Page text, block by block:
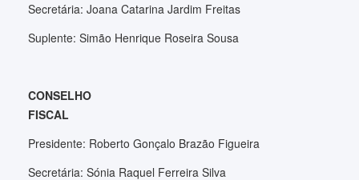
Secretária: Joana Catarina Jardim Freitas
Suplente: Simão Henrique Roseira Sousa
CONSELHO
FISCAL
Presidente: Roberto Gonçalo Brazão Figueira
Secretária: Sónia Raquel Ferreira Silva